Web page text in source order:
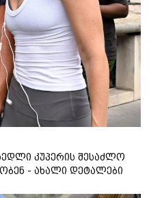
კუპერის შესაძლო
- ახალი დეტალები